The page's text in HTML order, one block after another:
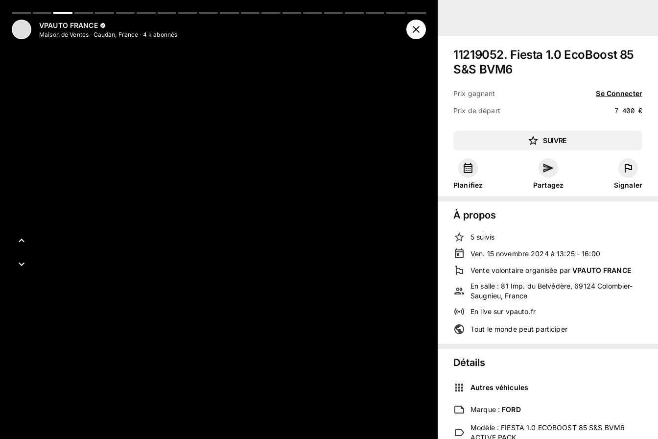
VPAUTO FRANCE
Maison de Ventes · Caudan, France · 4 k abonnés
11219052. Fiesta 1.0 EcoBoost 85
S&S BVM6
Prix gagnant Se Connecter
Prix de départ 7 400 €
SUIVRE
Planifiez Partagez Signaler
À propos
5 suivis
Ven. 15 novembre 2024 à 13:25 - 16:00
Vente volontaire organisée parVPAUTO FRANCE
En salle :81 Imp. du Belvédère, 69124 Colombier-
Saugnieu, France
En livesur vpauto.fr
Tout le monde peut participer
Détails
Autres véhicules
Marque : FORD
Modèle : FIESTA 1.0 ECOBOOST 85 S&S BVM6
ACTIVE PACK